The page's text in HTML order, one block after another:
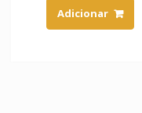
Adicionar